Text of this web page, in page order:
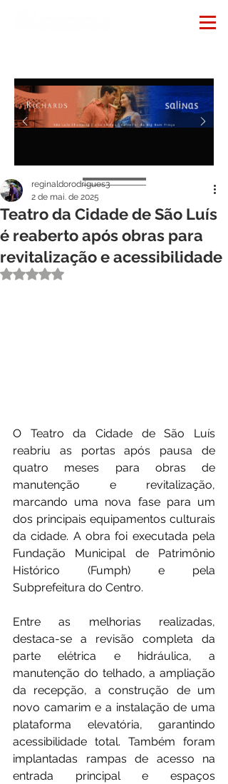
Teatro da Cidade de São Luís
é reaberto após obras para
revitalização e acessibilidade
reginaldorodrigues3
2 de mai. de 2025
Avaliado com NaN de 5 estrelas.
O Teatro da Cidade de São Luís
reabriu as portas após pausa de
quatro meses para obras de
manutenção e revitalização,
marcando uma nova fase para um
dos principais equipamentos culturais
da cidade. A obra foi executada pela
Fundação Municipal de Patrimônio
Histórico (Fumph) e pela
Subprefeitura do Centro.
Entre as melhorias realizadas,
destaca-se a revisão completa da
parte elétrica e hidráulica, a
manutenção do telhado, a ampliação
da recepção, a construção de um
novo camarim e a instalação de uma
plataforma elevatória, garantindo
acessibilidade total. Também foram
implantadas rampas de acesso na
entrada principal e espaços